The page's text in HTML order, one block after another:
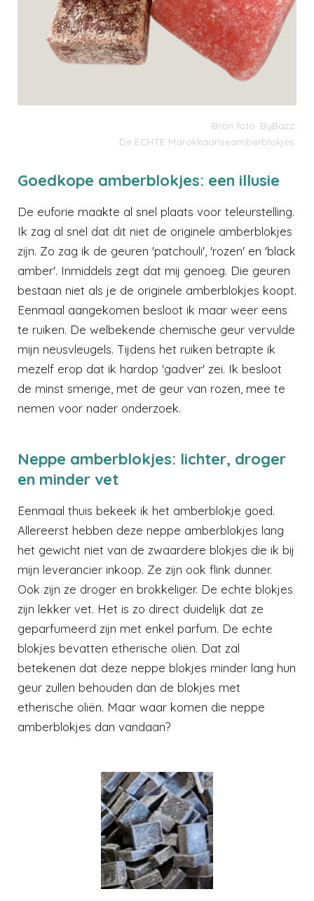
Bron foto: ByBazz.
De ECHTE Marokkaanseamberblokjes.
Goedkope amberblokjes: een illusie
De euforie maakte al snel plaats voor teleurstelling.
Ik zag al snel dat dit niet de originele amberblokjes
zijn. Zo zag ik de geuren 'patchouli', 'rozen' en 'black
amber'. Inmiddels zegt dat mij genoeg. Die geuren
bestaan niet als je de originele amberblokjes koopt.
Eenmaal aangekomen besloot ik maar weer eens
te ruiken. De welbekende chemische geur vervulde
mijn neusvleugels. Tijdens het ruiken betrapte ik
mezelf erop dat ik hardop 'gadver' zei. Ik besloot
de minst smerige, met de geur van rozen, mee te
nemen voor nader onderzoek.
Neppe amberblokjes: lichter, droger
en minder vet
Eenmaal thuis bekeek ik het amberblokje goed.
Allereerst hebben deze neppe amberblokjes lang
het gewicht niet van de zwaardere blokjes die ik bij
mijn leverancier inkoop. Ze zijn ook flink dunner.
Ook zijn ze droger en brokkeliger. De echte blokjes
zijn lekker vet. Het is zo direct duidelijk dat ze
geparfumeerd zijn met enkel parfum. De echte
blokjes bevatten etherische oliën. Dat zal
betekenen dat deze neppe blokjes minder lang hun
geur zullen behouden dan de blokjes met
etherische oliën. Maar waar komen die neppe
amberblokjes dan vandaan?